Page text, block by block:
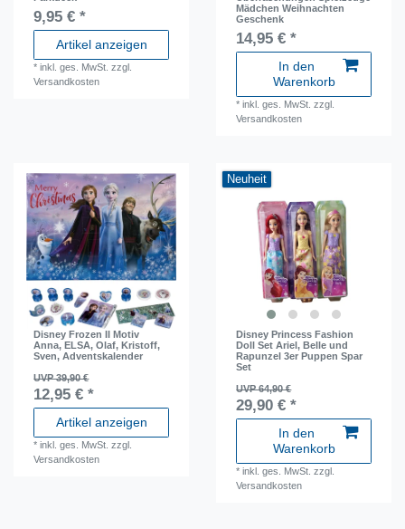
9,95 € *
Artikel anzeigen
*inkl. ges. MwSt. zzgl.
Versandkosten
Mädchen Weihnachten
Geschenk
14,95 € *
In den
Warenkorb
*inkl. ges. MwSt. zzgl.
Versandkosten
Disney Frozen II Motiv
Anna, ELSA, Olaf, Kristoff,
Sven, Adventskalender
UVP 39,90 €
12,95 € *
Artikel anzeigen
*inkl. ges. MwSt. zzgl.
Versandkosten
Neuheit
Disney Princess Fashion
Doll Set Ariel, Belle und
Rapunzel 3er Puppen Spar
Set
UVP 64,90 €
29,90 € *
In den
Warenkorb
*inkl. ges. MwSt. zzgl.
Versandkosten